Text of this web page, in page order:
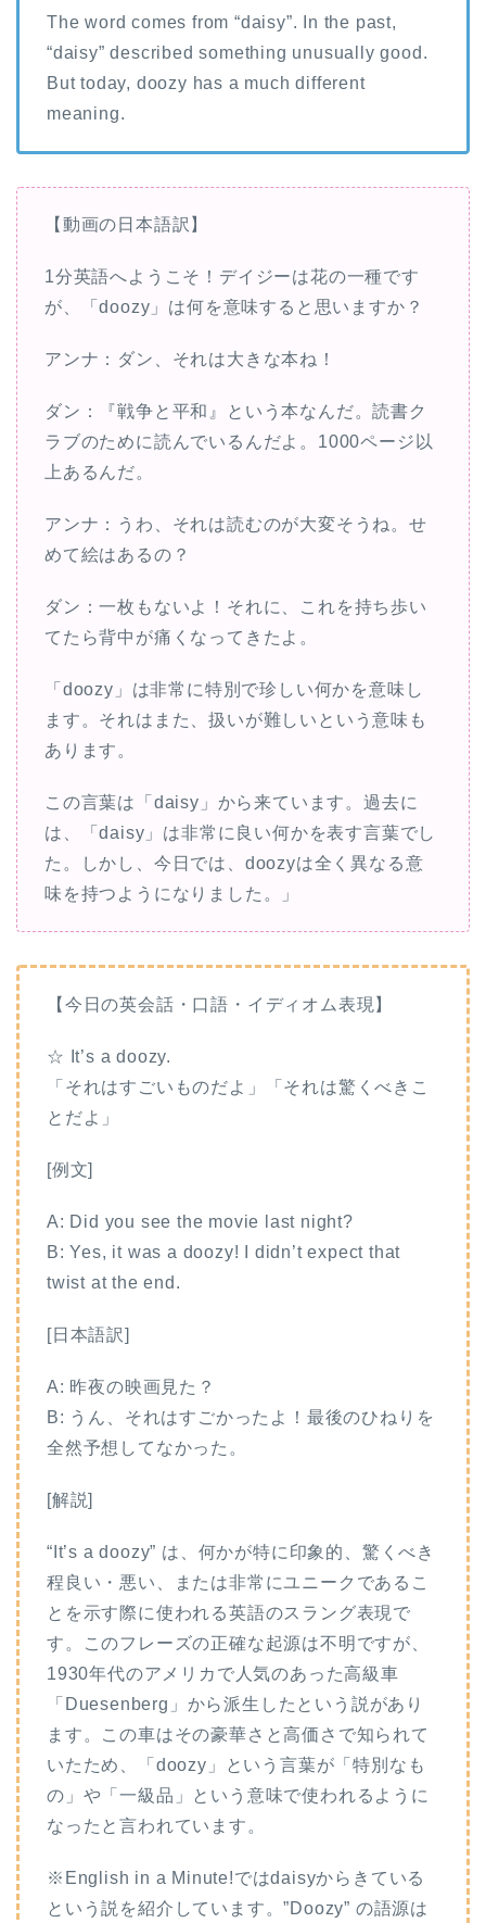
The word comes from “daisy”. In the past,
“daisy” described something unusually good.
But today, doozy has a much different
meaning.
【動画の日本語訳】
1分英語へようこそ！デイジーは花の一種です
が、「doozy」は何を意味すると思いますか？
アンナ：ダン、それは大きな本ね！
ダン：『戦争と平和』という本なんだ。読書ク
ラブのために読んでいるんだよ。1000ページ以
上あるんだ。
アンナ：うわ、それは読むのが大変そうね。せ
めて絵はあるの？
ダン：一枚もないよ！それに、これを持ち歩い
てたら背中が痛くなってきたよ。
「doozy」は非常に特別で珍しい何かを意味し
ます。それはまた、扱いが難しいという意味も
あります。
この言葉は「daisy」から来ています。過去に
は、「daisy」は非常に良い何かを表す言葉でし
た。しかし、今日では、doozyは全く異なる意
味を持つようになりました。」
【今日の英会話・口語・イディオム表現】
☆ It’s a doozy.
「それはすごいものだよ」「それは驚くべきこ
とだよ」
[例文]
A: Did you see the movie last night?
B: Yes, it was a doozy! I didn’t expect that
twist at the end.
[日本語訳]
A: 昨夜の映画見た？
B: うん、それはすごかったよ！最後のひねりを
全然予想してなかった。
[解説]
“It’s a doozy” は、何かが特に印象的、驚くべき
程良い・悪い、または非常にユニークであるこ
とを示す際に使われる英語のスラング表現で
す。このフレーズの正確な起源は不明ですが、
1930年代のアメリカで人気のあった高級車
「Duesenberg」から派生したという説があり
ます。この車はその豪華さと高価さで知られて
いたため、「doozy」という言葉が「特別なも
の」や「一級品」という意味で使われるように
なったと言われています。
※English in a Minute!ではdaisyからきている
という説を紹介しています。”Doozy” の語源は